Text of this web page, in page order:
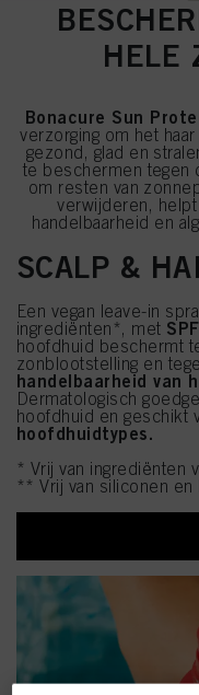
HELE
Bonacure Sun
verzorging om het
gezond, glad en
te beschermen tegen
om resten van
verwijderen,
handelbaarheid en
SCALP &
Een vegan leave-in
ingrediënten*, met
hoofdhuid beschermt
zonblootstelling en
handelbaarheid van
Dermatologisch
hoofdhuid en geschikt
hoofdhuidtypes.
* Vrij van ingrediënten
** Vrij van siliconen